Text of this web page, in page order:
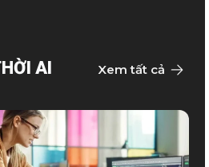
AI Xem tất cả